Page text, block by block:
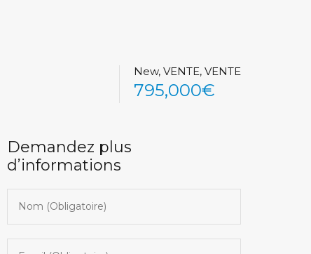
New, VENTE, VENTE
795,000€
Demandez plus
d’informations